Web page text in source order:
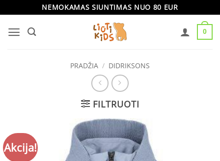
content
NEMOKAMAS SIUNTIMAS NUO 80 EUR
0
PRADŽIA / DIDRIKSONS
FILTRUOTI
Akcija!